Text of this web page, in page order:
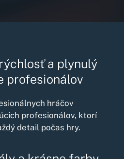
a plynulý
profesionálov
hráčov
profesionálov, ktorí
detail počas hry.